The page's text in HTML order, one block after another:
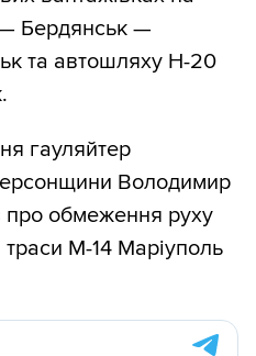
— Бердянськ —
та автошляху Н-20
гауляйтер
Володимир
про обмеження руху
траси М-14 Маріуполь